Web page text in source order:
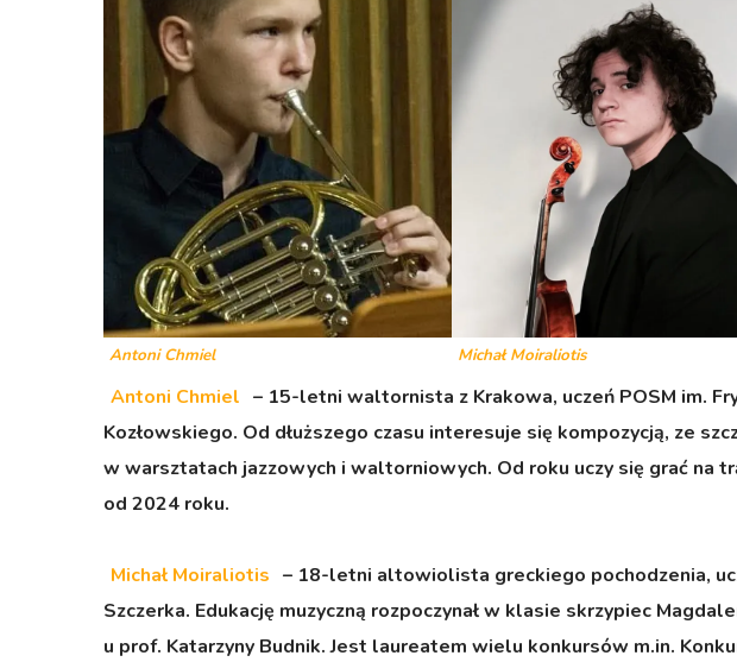
Antoni Chmiel Michał Moiraliotis
Antoni Chmiel – 15-letni waltornista z Krakowa, uczeń POSM im.
Kozłowskiego. Od dłuższego czasu interesuje się kompozycją, ze
w warsztatach jazzowych i waltorniowych. Od roku uczy się grać na
od 2024 roku.
Michał Moiraliotis – 18-letni altowiolista greckiego pochodzenia,
Szczerka. Edukację muzyczną rozpoczynał w klasie skrzypiec
u prof. Katarzyny Budnik. Jest laureatem wielu konkursów m.in.